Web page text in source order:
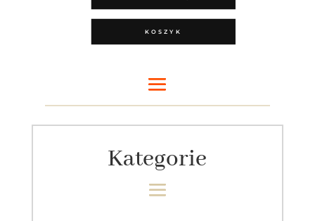
KOSZYK
Kategorie